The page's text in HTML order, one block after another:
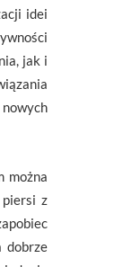
idei
jak i
można
z
dobrze